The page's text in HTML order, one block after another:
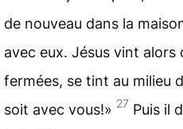
de nouveau dans la
avec eux. Jésus vint
fermées, se tint au milieu
soit avec vous!» 27 Puis il